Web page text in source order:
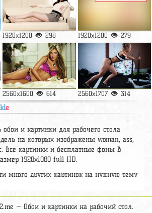
1920x1200 298 1920x1200 279
2560x1600 614 2560x1707 314
e
и картинки для рабочего стола
на которых изображены woman, ass,
Все картинки и бесплатные фоны в
1920х1080 full HD.
много других картинок на нужную тему
широкоформатных картинок, фото
бесплатно и на телефон.
— Обои и картинки на рабочий стол.